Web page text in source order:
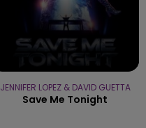
JENNIFER LOPEZ & DAVID GUETTA
Save Me Tonight